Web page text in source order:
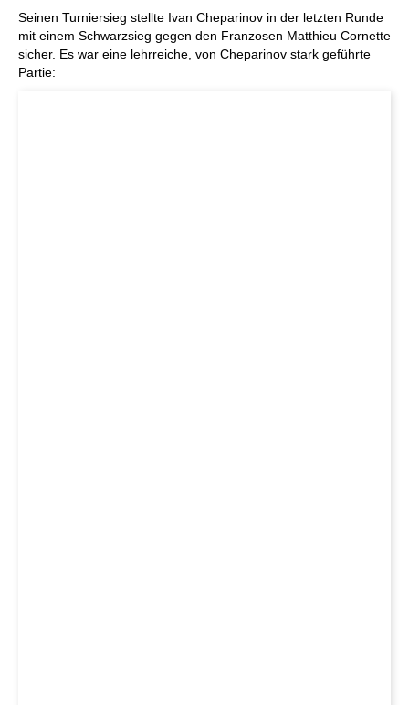
Seinen Turniersieg stellte Ivan Cheparinov in der letzten Runde
mit einem Schwarzsieg gegen den Franzosen Matthieu Cornette
sicher. Es war eine lehrreiche, von Cheparinov stark geführte
Partie: